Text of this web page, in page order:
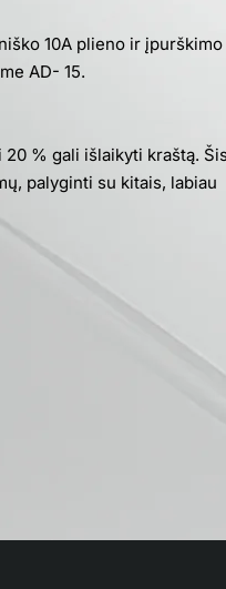
10A plieno ir įpurškimo
AD- 15.
20 % gali išlaikyti kraštą.
palyginti su kitais, labiau